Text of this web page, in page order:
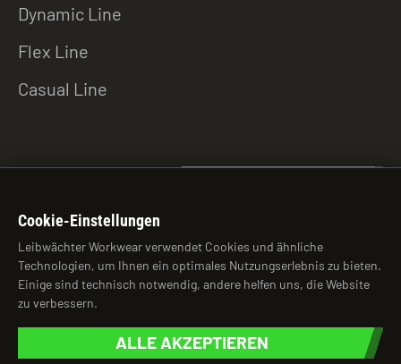
Dynamic Line
Flex Line
Casual Line
© 2026 Leibwächter Workwear
brightness_auto
Cookie-Einstellungen
Leibwächter Workwear verwendet Cookies und ähnliche
Technologien, um Ihnen ein optimales Nutzungserlebnis zu bieten.
Einige sind technisch notwendig, andere helfen uns, die Website
zu verbessern.
ALLE AKZEPTIEREN